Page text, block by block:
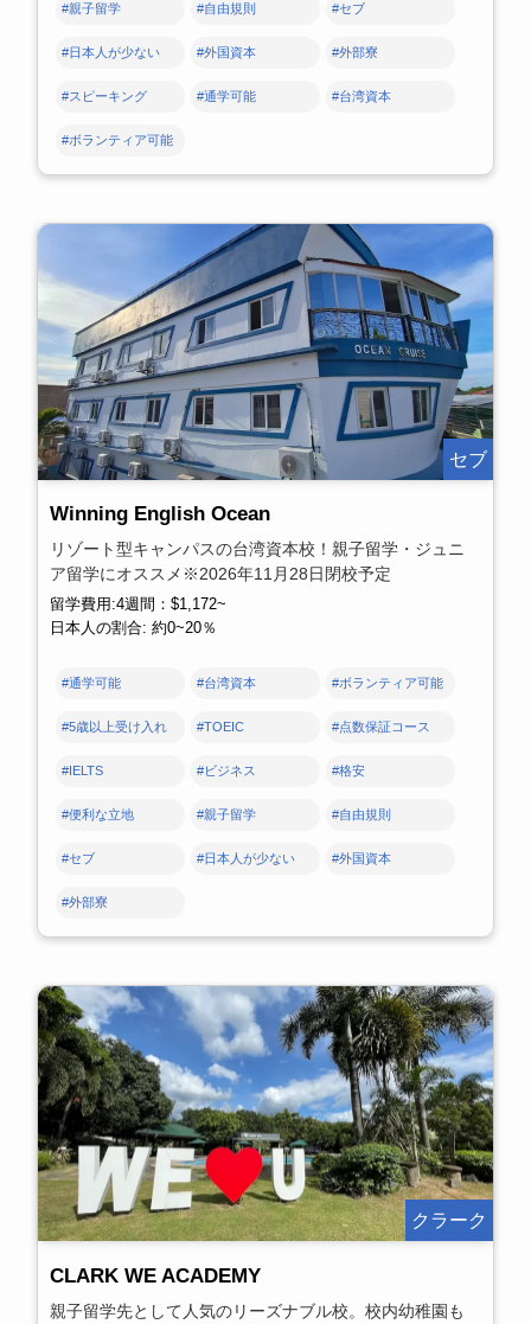
#親子留学 #自由規則 #セブ
#日本人が少ない #外国資本 #外部寮
#スピーキング #通学可能 #台湾資本
#ボランティア可能
セブ
Winning English Ocean
リゾート型キャンパスの台湾資本校！親子留学・ジュニ
ア留学にオススメ※2026年11月28日閉校予定
留学費用:4週間：$1,172~
日本人の割合: 約0~20％
#通学可能 #台湾資本 #ボランティア可能
#5歳以上受け入れ #TOEIC #点数保証コース
#IELTS #ビジネス #格安
#便利な立地 #親子留学 #自由規則
#セブ #日本人が少ない #外国資本
#外部寮
クラーク
CLARK WE ACADEMY
親子留学先として人気のリーズナブル校。校内幼稚園も